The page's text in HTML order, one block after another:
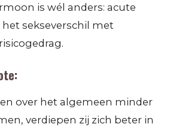
is wél anders: acute
sekseverschil met
over het algemeen minder
verdiepen zij zich beter in